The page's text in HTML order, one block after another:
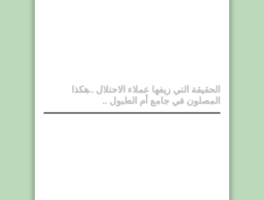
الحقيقة التي زيفها عملاء الاحتلال ..هكذا
المصلون في جامع أم الطبول ..